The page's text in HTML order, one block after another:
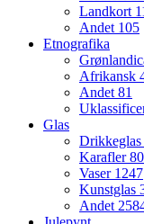
Landkort
Andet 105
Etnografika
Afrikansk
Andet81
Glas
Drikkeglas
Karafler
Vaser 1247
Kunstglas
Andet